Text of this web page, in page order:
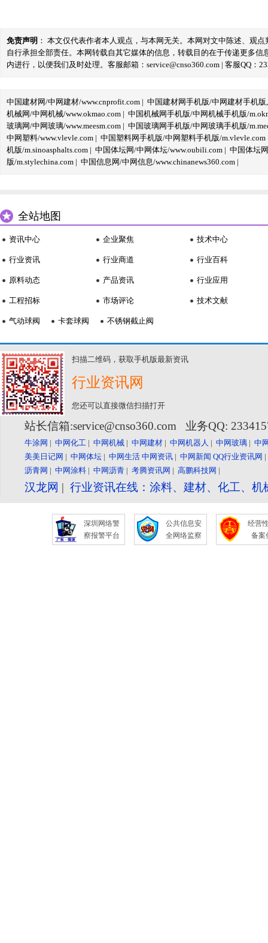
免责声明 ： 本文仅代表作者本人观点，与本网无关。本网对文中陈述、观
自行承担全部责任。本网转载自其它媒体的信息，转载目的在于传递更多
内进行，以便我们及时处理。客服邮箱：service@cnso360.com | 客服QQ：
中国建材网/中网建材/www.cnprofit.com | 中国建材网手机版/中网建材手机版
机械网/中网机械/www.okmao.com | 中国机械网手机版/中网机械手机版/
玻璃网/中网玻璃/www.meesm.com | 中国玻璃网手机版/中网玻璃手机版/
中网塑料/www.vlevle.com | 中国塑料网手机版/中网塑料手机版/m.vlevle.com
机版/m.sinoasphalts.com | 中国体坛网/中网体坛/www.oubili.com | 中国体坛
版/m.stylechina.com | 中国信息网/中网信息/www.chinanews360.com |
全站地图
资讯中心
行业资讯
原料动态
工程招标
企业聚焦
行业商道
产品资讯
市场评论
技术中心
行业百科
行业应用
技术文献
气动球阀 卡套球阀 不锈钢截止阀
扫描二维码，获取手机版最新资讯
行业资讯网
您还可以直接微信扫描打开
站长信箱:service@cnso360.com 业务QQ:
牛涂网 | 中网化工 | 中网机械 | 中网建材 | 中网机器人 | 中网玻璃 | 中
美美日记网 | 中网体坛 | 中网生活 中网资讯 | 中网新闻 QQ行业资讯网
沥青网 | 中网涂料 | 中网沥青 | 考腾资讯网 | 高鹏科技网 |
汉龙网 | 行业资讯在线：涂料、建材、化工、
深圳网络警
察报警平台
公共信息安
全网络监察
经营
备案